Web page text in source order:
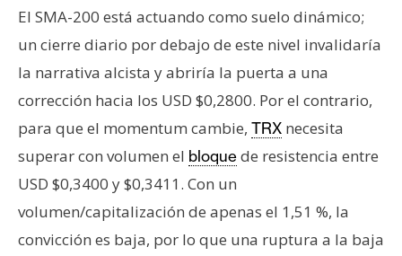
El SMA-200 está actuando como suelo dinámico;
un cierre diario por debajo de este nivel invalidaría
la narrativa alcista y abriría la puerta a una
corrección hacia los USD $0,2800. Por el contrario,
para que el momentum cambie, TRX necesita
superar con volumen el bloquede resistencia entre
USD $0,3400 y $0,3411. Con un
volumen/capitalización de apenas el 1,51 %, la
convicción es baja, por lo que una ruptura a la baja